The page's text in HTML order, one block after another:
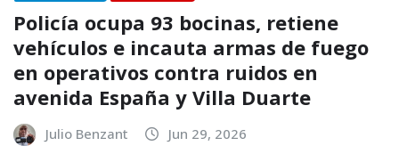
Policía ocupa 93 bocinas, retiene
vehículos e incauta armas de fuego
en operativos contra ruidos en
avenida España y Villa Duarte
Julio Benzant Jun 29, 2026